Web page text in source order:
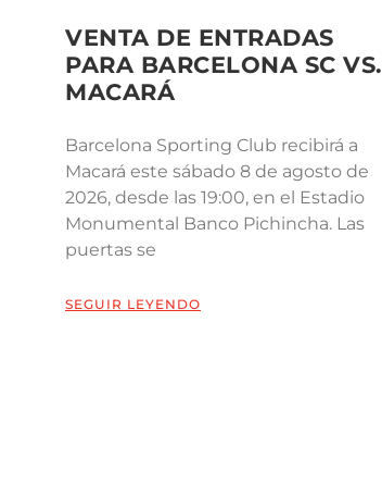
VENTA DE ENTRADAS
PARA BARCELONA SC VS.
MACARÁ
Barcelona Sporting Club recibirá a
Macará este sábado 8 de agosto de
2026, desde las 19:00, en el Estadio
Monumental Banco Pichincha. Las
puertas se
SEGUIR LEYENDO